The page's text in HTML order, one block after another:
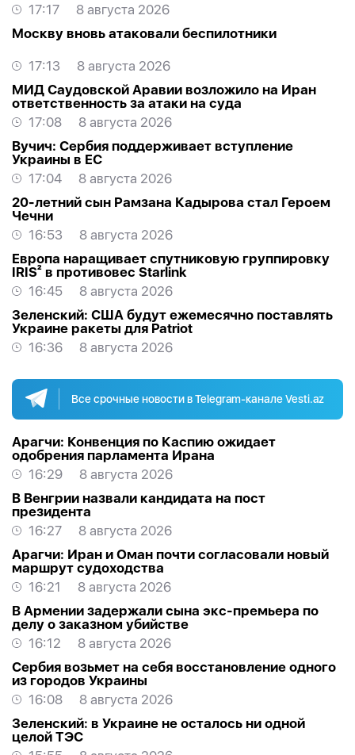
17:17
8 августа 2026
Москву вновь атаковали беспилотники
17:13
8 августа 2026
МИД Саудовской Аравии возложило на Иран
ответственность за атаки на суда
17:08
8 августа 2026
Вучич: Сербия поддерживает вступление
Украины в ЕС
17:04
8 августа 2026
20-летний сын Рамзана Кадырова стал Героем
Чечни
16:53
8 августа 2026
Европа наращивает спутниковую группировку
IRIS² в противовес Starlink
16:45
8 августа 2026
Зеленский: США будут ежемесячно поставлять
Украине ракеты для Patriot
16:36
8 августа 2026
Все срочные новости в Telegram-канале Vesti.az
Арагчи: Конвенция по Каспию ожидает
одобрения парламента Ирана
16:29
8 августа 2026
В Венгрии назвали кандидата на пост
президента
16:27
8 августа 2026
Арагчи: Иран и Оман почти согласовали новый
маршрут судоходства
16:21
8 августа 2026
В Армении задержали сына экс-премьера по
делу о заказном убийстве
16:12
8 августа 2026
Сербия возьмет на себя восстановление одного
из городов Украины
16:08
8 августа 2026
Зеленский: в Украине не осталось ни одной
целой ТЭС